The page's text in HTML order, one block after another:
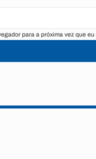
para a próxima vez que eu